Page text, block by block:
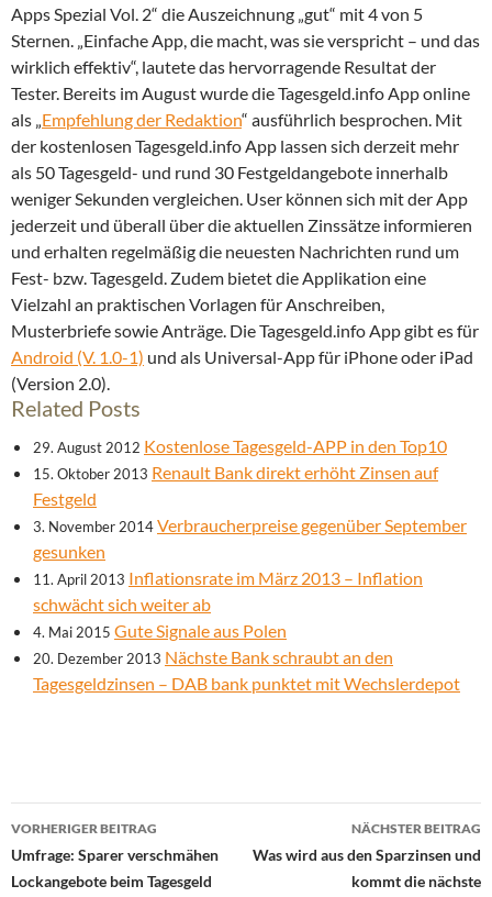
Apps Spezial Vol. 2“ die Auszeichnung „gut“ mit 4 von 5
Sternen. „Einfache App, die macht, was sie verspricht – und das
wirklich effektiv“, lautete das hervorragende Resultat der
Tester. Bereits im August wurde die Tagesgeld.info App online
als „Empfehlung der Redaktion“ ausführlich besprochen. Mit
der kostenlosen Tagesgeld.info App lassen sich derzeit mehr
als 50 Tagesgeld- und rund 30 Festgeldangebote innerhalb
weniger Sekunden vergleichen. User können sich mit der App
jederzeit und überall über die aktuellen Zinssätze informieren
und erhalten regelmäßig die neuesten Nachrichten rund um
Fest- bzw. Tagesgeld. Zudem bietet die Applikation eine
Vielzahl an praktischen Vorlagen für Anschreiben,
Musterbriefe sowie Anträge. Die Tagesgeld.info App gibt es für
Android (V. 1.0-1) und als Universal-App für iPhone oder iPad
(Version 2.0).
Related Posts
29. August 2012 Kostenlose Tagesgeld-APP in den Top10
15. Oktober 2013 Renault Bank direkt erhöht Zinsen auf
Festgeld
3. November 2014Verbraucherpreise gegenüber September
gesunken
11. April 2013 Inflationsrate im März 2013 – Inflation
schwächt sich weiter ab
4. Mai 2015 Gute Signale aus Polen
20. Dezember 2013 Nächste Bank schraubt an den
Tagesgeldzinsen – DAB bank punktet mit Wechslerdepot
Beitrags-
Navigation
VORHERIGER BEITRAG
Umfrage: Sparer verschmähen
Lockangebote beim Tagesgeld
NÄCHSTER BEITRAG
Was wird aus den Sparzinsen und
kommt die nächste